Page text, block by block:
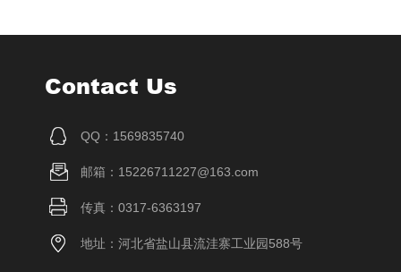
Contact Us
QQ：1569835740
邮箱：15226711227@163.com
传真：0317-6363197
地址：河北省盐山县流洼寨工业园588号